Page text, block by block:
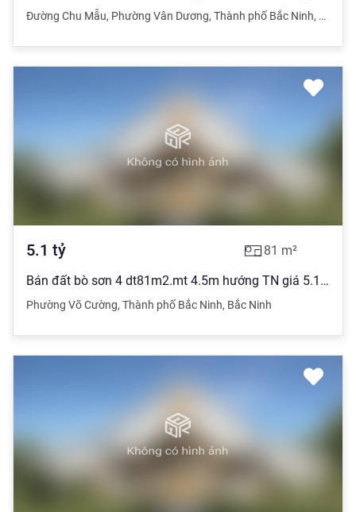
Đường Chu Mẫu, Phường Vân Dương, Thành phố Bắc Ninh, Bắc
5.1 tỷ 81 m²
Bán đất bò sơn 4 dt81m2.mt 4.5m hướng TN giá 5.1 tỷ
Phường Võ Cường, Thành phố Bắc Ninh, Bắc Ninh